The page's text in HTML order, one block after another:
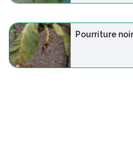
Pourriture